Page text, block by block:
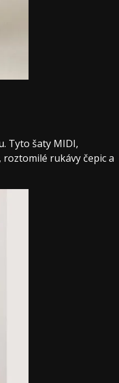
Tyto šaty MIDI,
rukávy čepic a